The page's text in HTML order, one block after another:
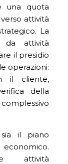
una quota
attività
La
da attività
il presidio
operazioni:
il cliente,
della
il piano
attività